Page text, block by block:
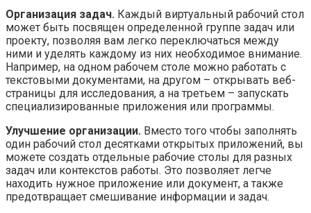
Организация задач. Каждый виртуальный рабочий стол
может быть посвящен определенной группе задач или
проекту, позволяя вам легко переключаться между
ними и уделять каждому из них необходимое внимание.
Например, на одном рабочем столе можно работать с
текстовыми документами, на другом – открывать веб-
страницы для исследования, а на третьем – запускать
специализированные приложения или программы.
Улучшение организации. Вместо того чтобы заполнять
один рабочий стол десятками открытых приложений, вы
можете создать отдельные рабочие столы для разных
задач или контекстов работы. Это позволяет легче
находить нужное приложение или документ, а также
предотвращает смешивание информации и задач.